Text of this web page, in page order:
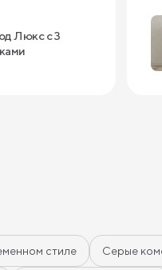
Люкс с 3
стиле Серые